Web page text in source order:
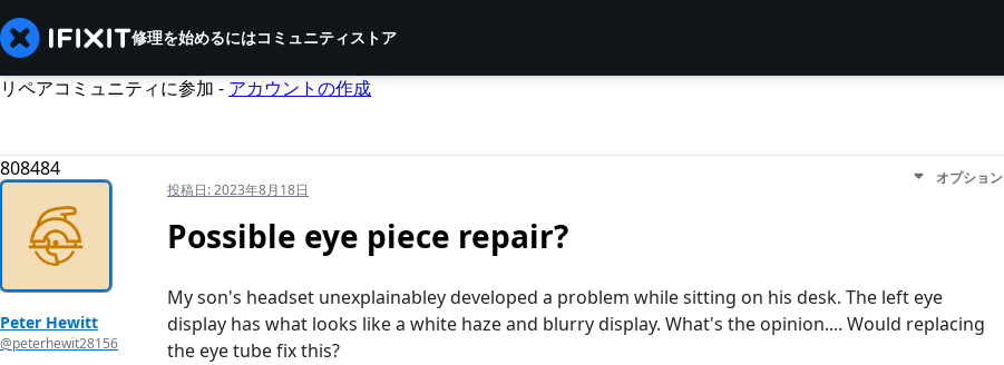
修理を始めるにはコミュニティストア
リペアコミュニティに参加 - アカウントの作成
808484
Peter Hewitt
@peterhewit28156
投稿日:2023年8月18日
オプション
Possible eye piece repair?
My son's headset unexplainabley developed a problem while sitting on his desk. The left eye
display has what looks like a white haze and blurry display. What's the opinion.... Would replacing
the eye tube fix this?